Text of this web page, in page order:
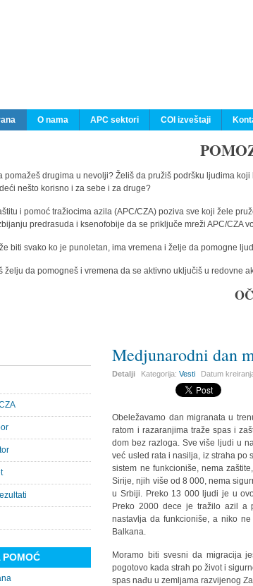
O nama APC sektori COI izveštaji
pomažeš drugima u nevolji? Želiš da pružiš podršku ljudima
nešto korisno i za sebe i za druge?
i pomoć tražiocima azila (APC/CZA) poziva sve koji žele
predrasuda i ksenofobije da se priključe mreži APC/CZA
biti svako ko je punoletan, ima vremena i želje da pomogne
želju da pomogneš i vremena da se aktivno uključiš u redovne
Medjunarodni dan
Detalji Kategorija:Vesti Datum
Obeležavamo dan migranata u
ratom i razaranjima traže spas i
dom bez razloga. Sve više ljudi u
već usled rata i nasilja, iz straha po
sistem ne funkcioniše, nema
Sirije, njih više od 8 000, nema
u Srbiji. Preko 13 000 ljudi je u
Preko 2000 dece je tražilo azil a
nastavlja da funkcioniše, a niko
Balkana.
Moramo biti svesni da migracija
pogotovo kada strah po život i
spas nađu u zemljama razvijenog
POMOĆ